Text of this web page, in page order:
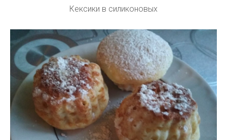
Кексики в силиконовых